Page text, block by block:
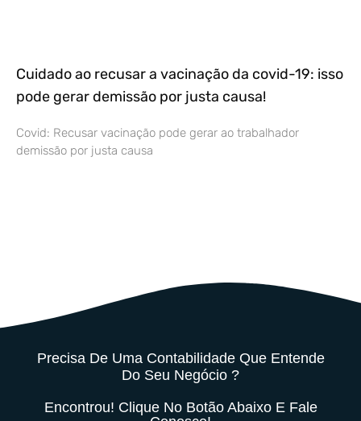
Cuidado ao recusar a vacinação da covid-19: isso
pode gerar demissão por justa causa!
Covid: Recusar vacinação pode gerar ao trabalhador
demissão por justa causa
Precisa De Uma Contabilidade Que Entende
Do Seu Negócio ?
Encontrou! Clique No Botão Abaixo E Fale